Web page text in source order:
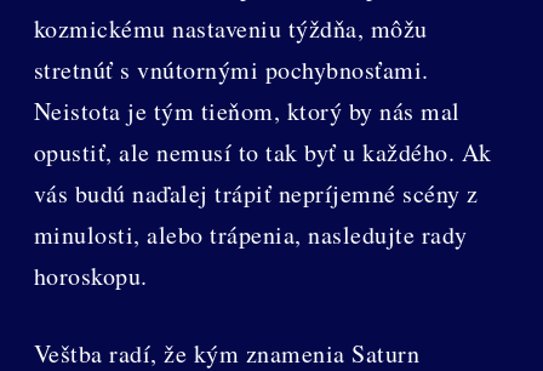
kozmickému nastaveniu týždňa, môžu
stretnúť s vnútornými pochybnosťami.
Neistota je tým tieňom, ktorý by nás mal
opustiť, ale nemusí to tak byť u každého. Ak
vás budú naďalej trápiť nepríjemné scény z
minulosti, alebo trápenia, nasledujte rady
horoskopu.
Veštba radí, že kým znamenia Saturn